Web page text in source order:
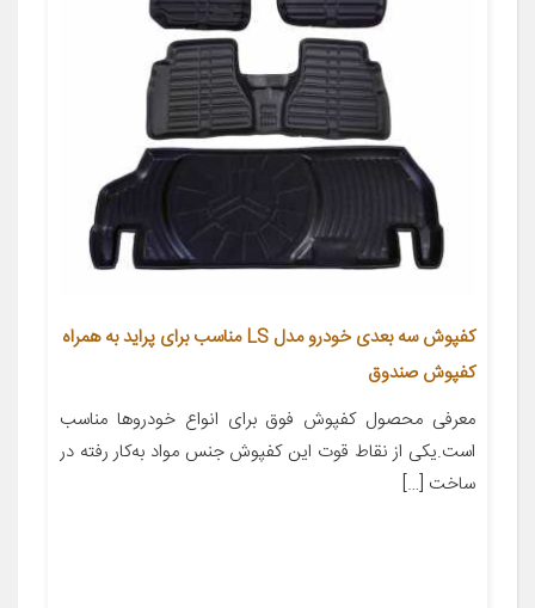
کفپوش سه بعدی خودرو مدل LS مناسب برای پراید به همراه
کفپوش صندوق
معرفی محصول کفپوش فوق برای انواع خودروها مناسب
است.یکی از نقاط قوت این کفپوش جنس مواد به‌کار رفته در
ساخت […]